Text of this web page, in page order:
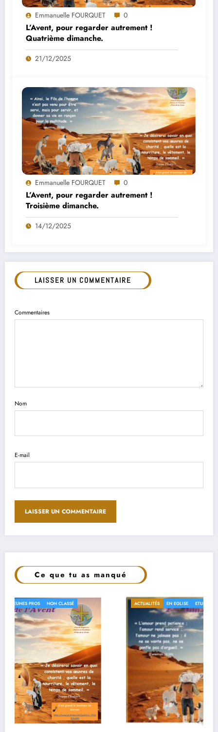
Emmanuelle FOURQUET 0
L’Avent, pour regarder autrement !
Quatrième dimanche.
21/12/2025
Emmanuelle FOURQUET 0
L’Avent, pour regarder autrement !
Troisième dimanche.
14/12/2025
LAISSER UN COMMENTAIRE
Commentaires
Nom
E-mail
Ce que tu as manqué
ACTUALITÉS EN EGLISE JEUNES PROS NON CLASSÉ